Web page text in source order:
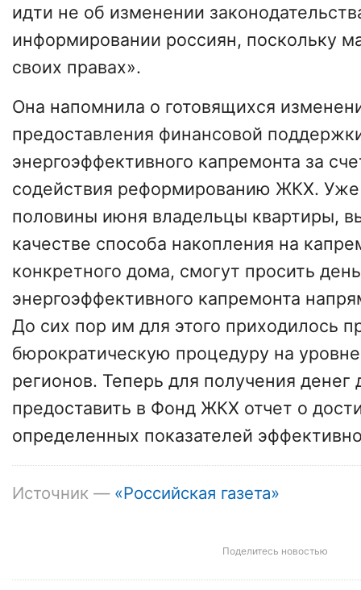
идти не об изменении
информировании россиян, поскольку
своих правах».
Она напомнила о готовящихся
предоставления финансовой
энергоэффективного капремонта за
содействия реформированию ЖКХ. Уже
половины июня владельцы квартиры,
качестве способа накопления на
конкретного дома, смогут просить
энергоэффективного капремонта
До сих пор им для этого приходилось
бюрократическую процедуру на
регионов. Теперь для получения денег
предоставить в Фонд ЖКХ отчет о
определенных показателей
Источник — «Российская газета»
Поделитесь новостью